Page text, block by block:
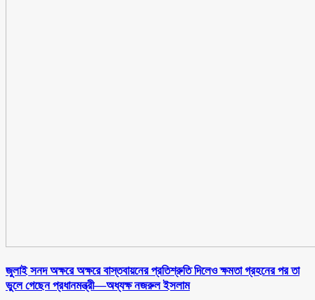
জুলাই সনদ অক্ষরে অক্ষরে বাস্তবায়নের প্রতিশ্রুতি দিলেও ক্ষমতা গ্রহনের পর তা
ভুলে গেছেন প্রধানমন্ত্রী—অধ্যক্ষ নজরুল ইসলাম